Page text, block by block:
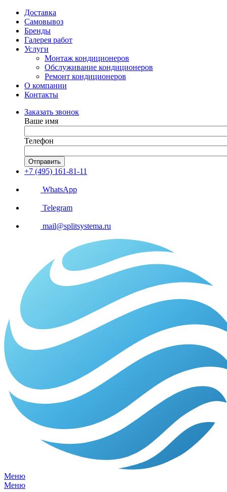
Доставка
Самовывоз
Бренды
Галерея работ
Услуги
Монтаж кондиционеров
Обслуживание кондиционеров
Ремонт кондиционеров
О компании
Контакты
Заказать звонок
Ваше имя
Телефон
Отправить
+7 (495) 161-81-11
WhatsApp
Telegram
mail@splitsystema.ru
Меню
Меню